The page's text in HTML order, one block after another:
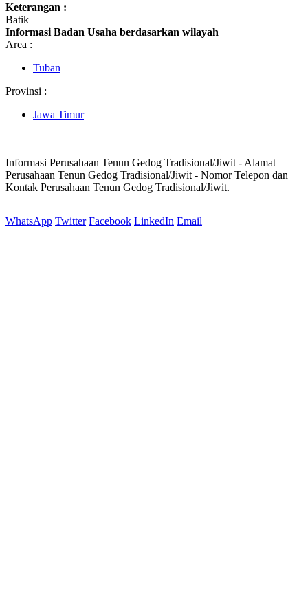
Keterangan :
Batik
Informasi Badan Usaha berdasarkan wilayah
Area :
Tuban
Provinsi :
Jawa Timur
Informasi Perusahaan Tenun Gedog Tradisional/Jiwit - Alamat
Perusahaan Tenun Gedog Tradisional/Jiwit - Nomor Telepon dan
Kontak Perusahaan Tenun Gedog Tradisional/Jiwit.
WhatsApp Twitter Facebook LinkedIn Email